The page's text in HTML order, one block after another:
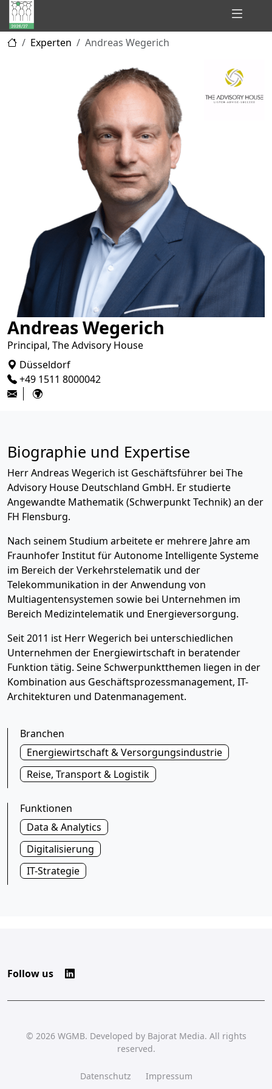
Hidden
Champions
Experten Andreas Wegerich
Andreas Wegerich
Principal, The Advisory House
Düsseldorf
+49 1511 8000042
Biographie und Expertise
Herr Andreas Wegerich ist Geschäftsführer bei The
Advisory House Deutschland GmbH. Er studierte
Angewandte Mathematik (Schwerpunkt Technik) an der
FH Flensburg.
Nach seinem Studium arbeitete er mehrere Jahre am
Fraunhofer Institut für Autonome Intelligente Systeme
im Bereich der Verkehrstelematik und der
Telekommunikation in der Anwendung von
Multiagentensystemen sowie bei Unternehmen im
Bereich Medizintelematik und Energieversorgung.
Seit 2011 ist Herr Wegerich bei unterschiedlichen
Unternehmen der Energiewirtschaft in beratender
Funktion tätig. Seine Schwerpunktthemen liegen in der
Kombination aus Geschäftsprozessmanagement, IT-
Architekturen und Datenmanagement.
Branchen
Energiewirtschaft & Versorgungsindustrie
Reise, Transport & Logistik
Funktionen
Data & Analytics
Digitalisierung
IT-Strategie
Follow us
© 2026 WGMB. Developed by Bajorat Media. All rights
reserved.
Datenschutz Impressum